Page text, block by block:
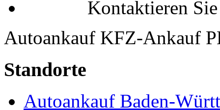
Kontaktieren
Autoankauf KFZ-Ankauf
Standorte
Autoankauf Baden-